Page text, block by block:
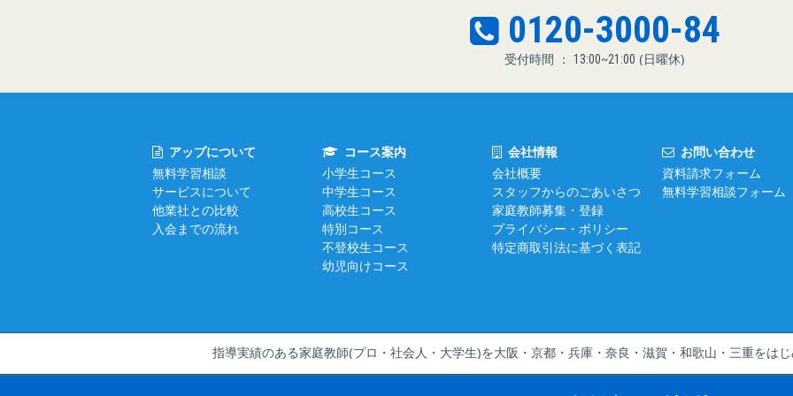
0120-3000-84
受付時間 ： 13:00~21:00 (日曜休)
アップについて
無料学習相談
サービスについて
他業社との比較
入会までの流れ
コース案内
小学生コース
中学生コース
高校生コース
特別コース
不登校生コース
幼児向けコース
会社情報
会社概要
スタッフからのごあいさつ
家庭教師募集・登録
プライバシー・ポリシー
特定商取引法に基づく表記
お問い合わせ
資料請求フォーム
無料学習相談フォーム
指導実績のある家庭教師(プロ・社会人・大学生)を大阪・京都・兵庫・奈良・滋賀・和歌山・三重をは